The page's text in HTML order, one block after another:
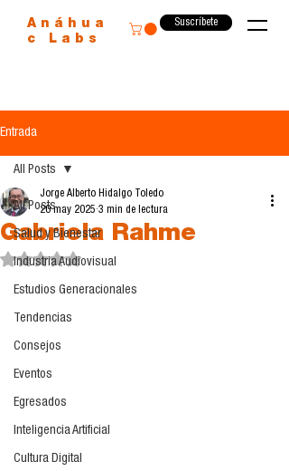
Anáhua
c Labs
Suscríbete
Entrada
All Posts
Salud y Bienestar
Industria Audiovisual
Estudios Generacionales
Tendencias
Consejos
Eventos
Egresados
Inteligencia Artificial
Cultura Digital
All Posts
Gabriela Rahme
Jorge Alberto Hidalgo Toledo
20 may 2025 3 min de lectura
Obtuvo NaN de 5 estrellas.